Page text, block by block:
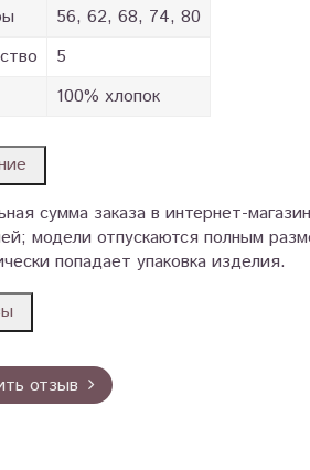
56, 62, 68, 74, 80
5
100% хлопок
сумма заказа в интернет-
модели отпускаются полным
попадает упаковка изделия.
отзыв